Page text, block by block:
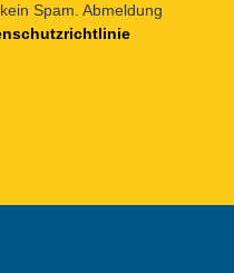
Spam. Abmeldung